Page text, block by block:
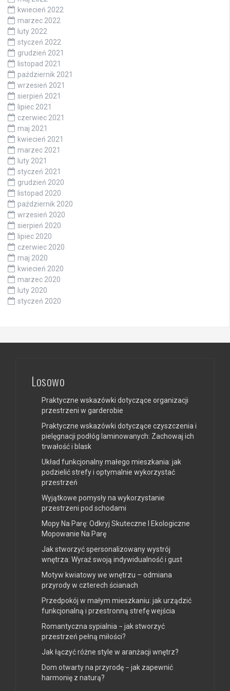
kwiecień 2022
marzec 2022
luty 2022
styczeń 2022
grudzień 2021
listopad 2021
październik 2021
wrzesień 2021
sierpień 2021
lipiec 2021
czerwiec 2021
maj 2021
kwiecień 2021
marzec 2021
luty 2021
styczeń 2021
grudzień 2020
listopad 2020
październik 2020
wrzesień 2020
sierpień 2020
lipiec 2020
czerwiec 2020
maj 2020
kwiecień 2020
marzec 2020
luty 2020
styczeń 2020
Losowo
Praktyczne wskazówki dotyczące organizacji
przestrzeni w garderobie
Praktyczne wskazówki dotyczące czyszczenia i
pielęgnacji podłóg laminowanych: Zachowaj ich
trwałość i blask
Układ funkcjonalny małego mieszkania: jak
podzielić strefy i optymalnie wykorzystać
przestrzeń
Wyjątkowe pomysły na wykorzystanie
przestrzeni pod schodami
Mopy Na Parę: Odkryj Skuteczne I Ekologiczne
Mopowanie Na Parę
Jak stworzyć spersonalizowany wystrój
wnętrza: Wyraź swoją indywidualność i gust
Motyw kwiatowy we wnętrzu – odmiana
przyrody w czterech ścianach
Przedpokój w małym mieszkaniu: jak urządzić
funkcjonalną i przestronną strefę wejścia
Romantyczna sypialnia − jak stworzyć
przestrzeń pełną miłości?
Jak łączyć różne style w aranżacji wnętrz?
Dom otwarty na przyrodę − jak zapewnić
harmonię z naturą?